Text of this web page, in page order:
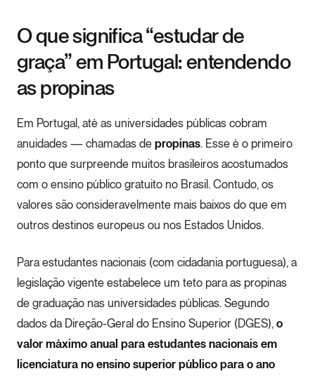
O que significa “estudar de
graça” em Portugal: entendendo
as propinas
Em Portugal, até as universidades públicas cobram
anuidades — chamadas de propinas . Esse é o primeiro
ponto que surpreende muitos brasileiros acostumados
com o ensino público gratuito no Brasil. Contudo, os
valores são consideravelmente mais baixos do que em
outros destinos europeus ou nos Estados Unidos.
Para estudantes nacionais (com cidadania portuguesa), a
legislação vigente estabelece um teto para as propinas
de graduação nas universidades públicas. Segundo
dados da Direção-Geral do Ensino Superior (DGES), o
valor máximo anual para estudantes nacionais em
licenciatura no ensino superior público para o ano